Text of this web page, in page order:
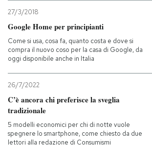
CALENDARIO
AREA PERSONALE
Entra
27/3/2018
Google Home per principianti
Come si usa, cosa fa, quanto costa e dove si
compra il nuovo coso per la casa di Google, da
oggi disponibile anche in Italia
26/7/2022
C’è ancora chi preferisce la sveglia
tradizionale
5 modelli economici per chi di notte vuole
spegnere lo smartphone, come chiesto da due
lettori alla redazione di Consumismi